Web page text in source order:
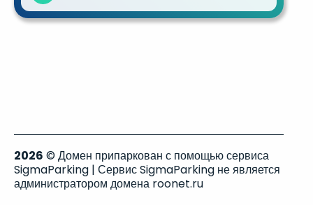
2026 © Домен припаркован с помощью сервиса
SigmaParking | Сервис SigmaParking не является
администратором домена roonet.ru